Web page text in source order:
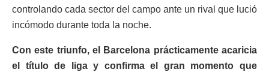
controlando cada sector del campo ante un rival que lució
incómodo durante toda la noche.
Con este triunfo, el Barcelona prácticamente acaricia
el título de liga y confirma el gran momento que